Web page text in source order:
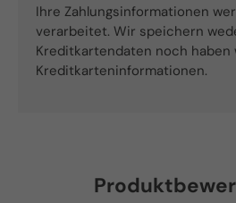
Ihre Zahlungsinformationen
verarbeitet. Wir speichern
Kreditkartendaten noch haben
Kreditkarteninformationen.